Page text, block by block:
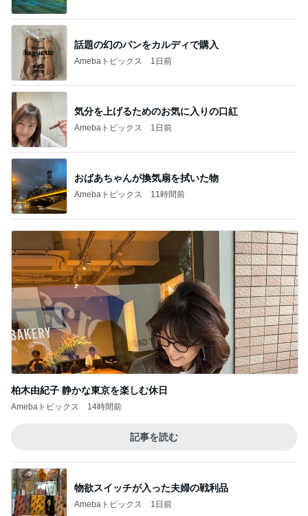
話題の幻のパンをカルディで購入
Amebaトピックス 1日前
気分を上げるためのお気に入りの口紅
Amebaトピックス 1日前
おばあちゃんが換気扇を拭いた物
Amebaトピックス 11時間前
柏木由紀子 静かな東京を楽しむ休日
Amebaトピックス 14時間前
記事を読む
物欲スイッチが入った夫婦の戦利品
Amebaトピックス 1日前